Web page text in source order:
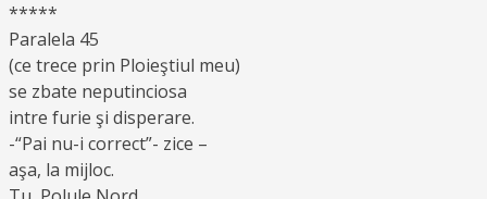
*****
Paralela 45
(ce trece prin Ploieştiul meu)
se zbate neputinciosa
intre furie şi disperare.
-“Pai nu-i correct”- zice –
aşa, la mijloc.